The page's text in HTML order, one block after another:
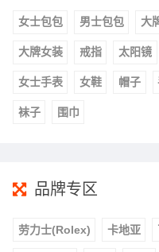
女士包包 男士包包 大
大牌女装 戒指 太阳镜
女士手表 女鞋 帽子
袜子 围巾
品牌专区
劳力士(Rolex) 卡地亚